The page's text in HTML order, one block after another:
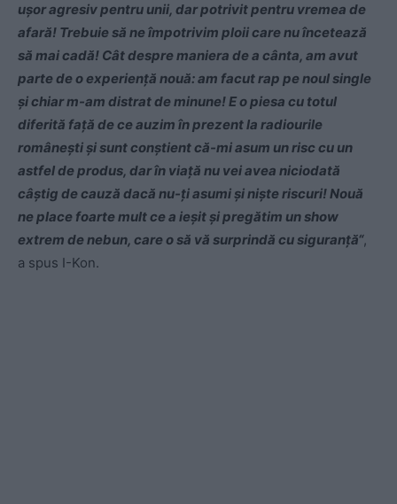
uşor agresiv pentru unii, dar potrivit pentru vremea de
afară! Trebuie să ne împotrivim ploii care nu încetează
să mai cadă! Cât despre maniera de a cânta, am avut
parte de o experienţă nouă: am facut rap pe noul single
şi chiar m-am distrat de minune! E o piesa cu totul
diferită faţă de ce auzim în prezent la radiourile
româneşti şi sunt conştient că-mi asum un risc cu un
astfel de produs, dar în viaţă nu vei avea niciodată
câştig de cauză dacă nu-ţi asumi şi nişte riscuri! Nouă
ne place foarte mult ce a ieşit şi pregătim un show
extrem de nebun, care o să vă surprindă cu siguranţă“,
a spus I-Kon.